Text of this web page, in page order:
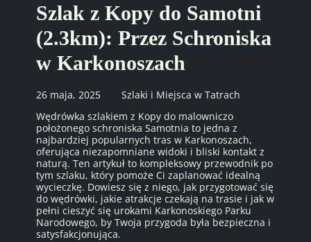
Szlak z Kopy do Samotni
(2.3km): Przez Schroniska
w Karkonoszach
26 maja, 2025
Szlaki i Miejsca w Tatrach
Wędrówka szlakiem z Kopy do malowniczo
położonego schroniska Samotnia to jedna z
najbardziej popularnych tras w Karkonoszach,
oferująca niezapomniane widoki i bliski kontakt z
naturą. Ten artykuł to kompleksowy przewodnik po
tym szlaku, który pomoże Ci zaplanować idealną
wycieczkę. Dowiesz się z niego, jak przygotować się
do wędrówki, jakie atrakcje czekają na trasie i jak w
pełni cieszyć się urokami Karkonoskiego Parku
Narodowego, by Twoja przygoda była bezpieczna i
satysfakcjonująca.